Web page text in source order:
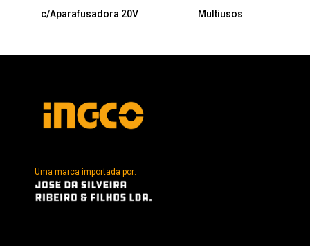
c/Aparafusadora 20V
Multiusos
Uma marca importada por: